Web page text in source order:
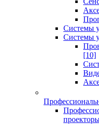
Системы
Системы
[10]